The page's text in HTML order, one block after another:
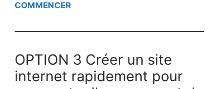
COMMENCER
OPTION 3 Créer un site
internet rapidement pour